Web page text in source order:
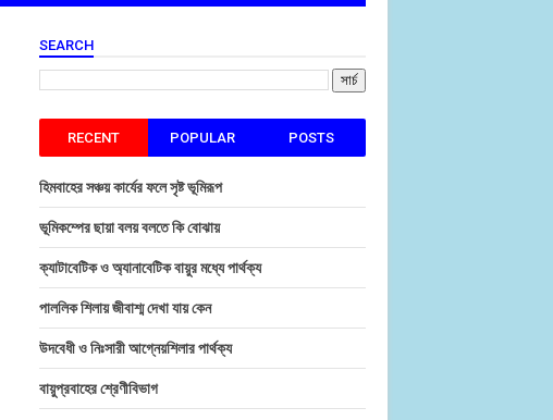
SEARCH
RECENT POPULAR POSTS
হিমবাহের সঞ্চয় কার্যের ফলে সৃষ্ট ভূমিরূপ
ভূমিকম্পের ছায়া বলয় বলতে কি বোঝায়
ক্যাটাবেটিক ও অ্যানাবেটিক বায়ুর মধ্যে পার্থক্য
পাললিক শিলায় জীবাশ্ম দেখা যায় কেন
উদবেধী ও নিঃসারী আগ্নেয়শিলার পার্থক্য
বায়ুপ্রবাহের শ্রেণীবিভাগ